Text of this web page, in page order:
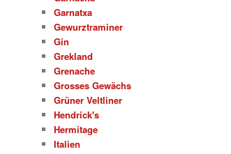
Garnatxa
Gewurztraminer
Gin
Grekland
Grenache
Grosses Gewächs
Grüner Veltliner
Hendrick's
Hermitage
Italien